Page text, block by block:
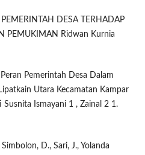
DESA TERHADAP
PEMUKIMAN Ridwan Kurnia
Pemerintah Desa Dalam
Utara Kecamatan Kampar
Ismayani 1 , Zainal 2 1.
D., Sari, J., Yolanda